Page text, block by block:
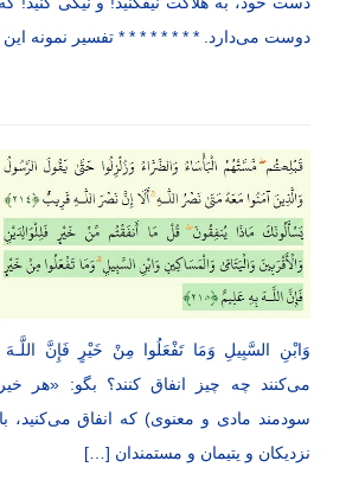
دوست می‌دارد. * * * * * * * * تفسیر نمونه
وَابْنِ السَّبِيلِ وَمَا تَفْعَلُوا مِنْ خَيْرٍ فَإِنَّ
می‌کنند چه چیز انفاق کنند؟ بگو: «هر
سودمند مادی و معنوی) که انفاق می‌کنید،
نزدیکان و یتیمان و مستمندان […]